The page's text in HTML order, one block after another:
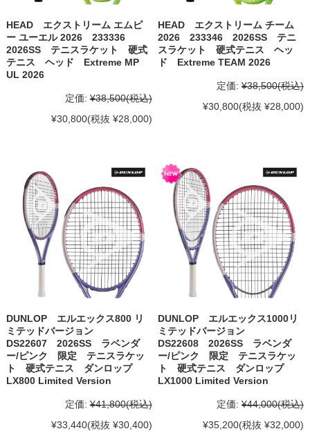
HEAD エクストリーム エムピ
ー ユーエル 2026 233336
2026SS テニスラケット 硬式
テニス ヘッド Extreme MP
UL 2026
定価: ¥38,500(税込)
¥30,800(税抜 ¥28,000)
HEAD エクストリーム チーム
2026 233346 2026SS テニ
スラケット 硬式テニス ヘッ
ド Extreme TEAM 2026
定価: ¥38,500(税込)
¥30,800(税抜 ¥28,000)
DUNLOP エルエックス800 リ
ミテッドバージョン
DS22607 2026SS ラベンダ
ー/ピンク 限定 テニスラケッ
ト 硬式テニス ダンロップ
LX800 Limited Version
定価: ¥41,800(税込)
¥33,440(税抜 ¥30,400)
DUNLOP エルエックス1000リ
ミテッドバージョン
DS22608 2026SS ラベンダ
ー/ピンク 限定 テニスラケッ
ト 硬式テニス ダンロップ
LX1000 Limited Version
定価: ¥44,000(税込)
¥35,200(税抜 ¥32,000)